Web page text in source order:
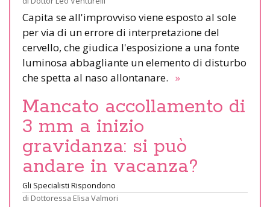
Capita se all'improvviso viene esposto al sole
per via di un errore di interpretazione del
cervello, che giudica l'esposizione a una fonte
luminosa abbagliante un elemento di disturbo
che spetta al naso allontanare. »
Mancato accollamento di
3 mm a inizio
gravidanza: si può
andare in vacanza?
Gli Specialisti Rispondono
di Dottoressa Elisa Valmori